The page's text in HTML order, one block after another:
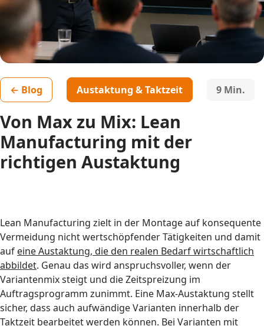
← Blog Austaktung & Taktzeit 9 Min.
Von Max zu Mix: Lean
Manufacturing mit der
richtigen Austaktung
Lean Manufacturing zielt in der Montage auf konsequente
Vermeidung nicht wertschöpfender Tätigkeiten und damit
auf eine Austaktung, die den realen Bedarf wirtschaftlich
abbildet. Genau das wird anspruchsvoller, wenn der
Variantenmix steigt und die Zeitspreizung im
Auftragsprogramm zunimmt. Eine Max-Austaktung stellt
sicher, dass auch aufwändige Varianten innerhalb der
Taktzeit bearbeitet werden können. Bei Varianten mit